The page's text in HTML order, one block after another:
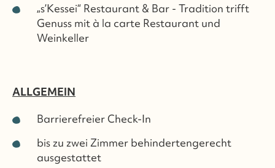
„s’Kessei“ Restaurant & Bar - Tradition trifft
Genuss mit à la carte Restaurant und
Weinkeller
ALLGEMEIN
Barrierefreier Check-In
bis zu zwei Zimmer behindertengerecht
ausgestattet